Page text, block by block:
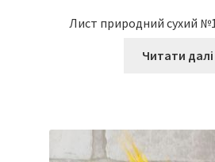
Лист природний сухий
Читати далі